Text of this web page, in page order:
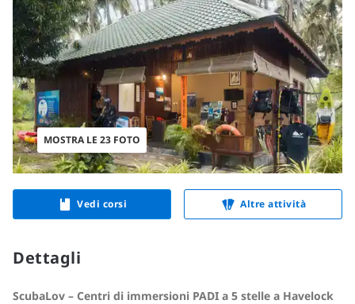
MOSTRA LE 23 FOTO
Vedi corsi Altre attività
Dettagli
ScubaLov – Centri di immersioni PADI a 5 stelle a Havelock